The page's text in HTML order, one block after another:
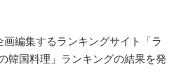
編集するランキングサイト「ラ
韓国料理」ランキングの結果を発